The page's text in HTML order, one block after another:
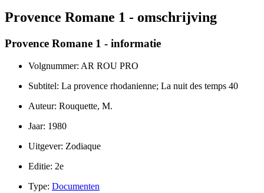
Provence Romane 1 - omschrijving
Provence Romane 1 - informatie
Volgnummer: AR ROU PRO
Subtitel: La provence rhodanienne; La nuit des temps 40
Auteur: Rouquette, M.
Jaar: 1980
Uitgever: Zodiaque
Editie: 2e
Type: Documenten